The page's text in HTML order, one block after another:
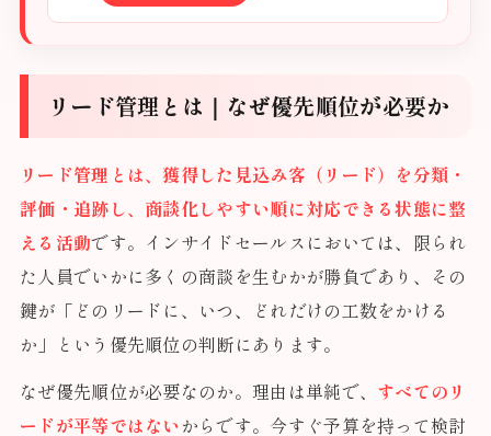
リード管理とは｜なぜ優先順位が必要か
リード管理とは、獲得した見込み客（リード）を分類・
評価・追跡し、商談化しやすい順に対応できる状態に整
える活動です。インサイドセールスにおいては、限られ
た人員でいかに多くの商談を生むかが勝負であり、その
鍵が「どのリードに、いつ、どれだけの工数をかける
か」という優先順位の判断にあります。
なぜ優先順位が必要なのか。理由は単純で、 すべてのリ
ードが平等ではないからです。今すぐ予算を持って検討